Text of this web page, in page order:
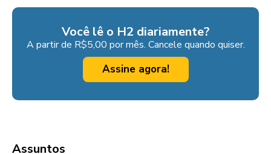
Você lê o H2 diariamente?
A partir de R$5,00 por mês. Cancele quando quiser.
Assine agora!
Assuntos